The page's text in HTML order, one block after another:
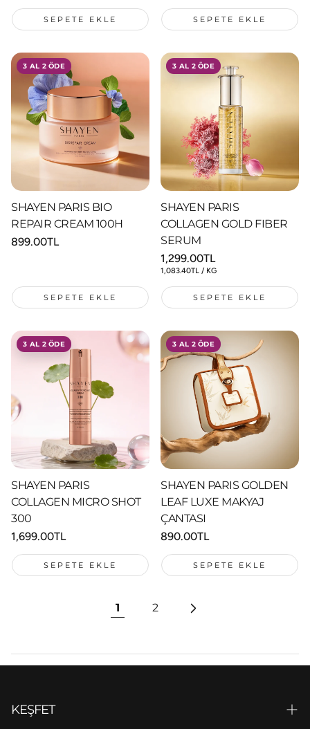
SEPETE EKLE SEPETE EKLE
3 AL 2 ÖDE
SHAYEN PARIS BIO
REPAIR CREAM 100H
Normal
899.00TL
SEPETE EKLE
3 AL 2 ÖDE
SHAYEN PARIS
COLLAGEN GOLD FIBER
SERUM
Normal
fiyat
1,299.00TL
BIRIM
1,083.40TL / /
KG
SEPETE EKLE
3 AL 2 ÖDE
SHAYEN PARIS
COLLAGEN MICRO SHOT
300
Normal
1,699.00TL
SEPETE EKLE
3 AL 2 ÖDE
SHAYEN PARIS GOLDEN
LEAF LUXE MAKYAJ
ÇANTASI
Normal
890.00TL
SEPETE EKLE
1 2
KEŞFET